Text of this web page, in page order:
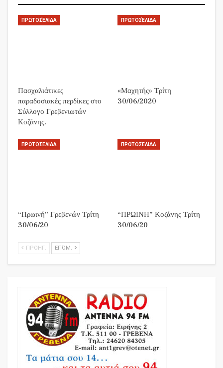
ΠΡΩΤΟΣΈΛΙΔΑ
Πασχαλιάτικες
παραδοσιακές περδίκες στο
Σύλλογο Γρεβενιωτών
Κοζάνης.
ΠΡΩΤΟΣΈΛΙΔΑ
«Μαχητής» Τρίτη
30/06/2020
ΠΡΩΤΟΣΈΛΙΔΑ
“Πρωινή” Γρεβενών Τρίτη
30/06/20
ΠΡΩΤΟΣΈΛΙΔΑ
“ΠΡΩΙΝΗ” Κοζάνης Τρίτη
30/06/20
ΠΡΟΗΓ. ΕΠΌΜ.